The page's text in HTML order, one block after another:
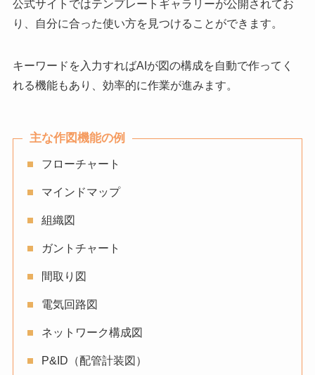
公式サイトではテンプレートギャラリーが公開されてお
り、自分に合った使い方を見つけることができます。
キーワードを入力すればAIが図の構成を自動で作ってく
れる機能もあり、効率的に作業が進みます。
主な作図機能の例
フローチャート
マインドマップ
組織図
ガントチャート
間取り図
電気回路図
ネットワーク構成図
P&ID（配管計装図）